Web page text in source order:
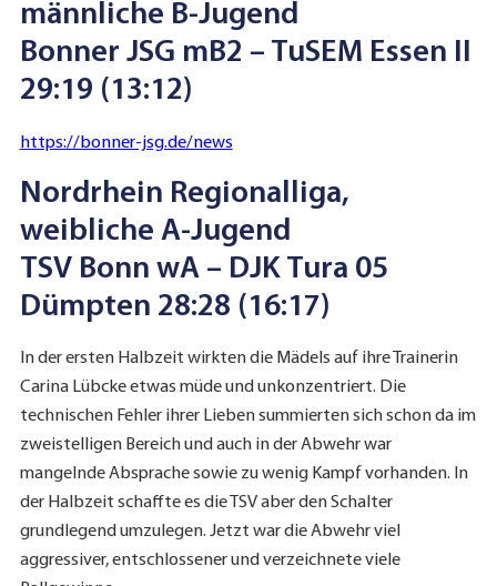
männliche B-Jugend
Bonner JSG mB2 – TuSEM Essen II
29:19 (13:12)
https://bonner-jsg.de/news
Nordrhein Regionalliga,
weibliche A-Jugend
TSV Bonn wA – DJK Tura 05
Dümpten 28:28 (16:17)
In der ersten Halbzeit wirkten die Mädels auf ihre Trainerin
Carina Lübcke etwas müde und unkonzentriert. Die
technischen Fehler ihrer Lieben summierten sich schon da im
zweistelligen Bereich und auch in der Abwehr war
mangelnde Absprache sowie zu wenig Kampf vorhanden. In
der Halbzeit schaffte es die TSV aber den Schalter
grundlegend umzulegen. Jetzt war die Abwehr viel
aggressiver, entschlossener und verzeichnete viele